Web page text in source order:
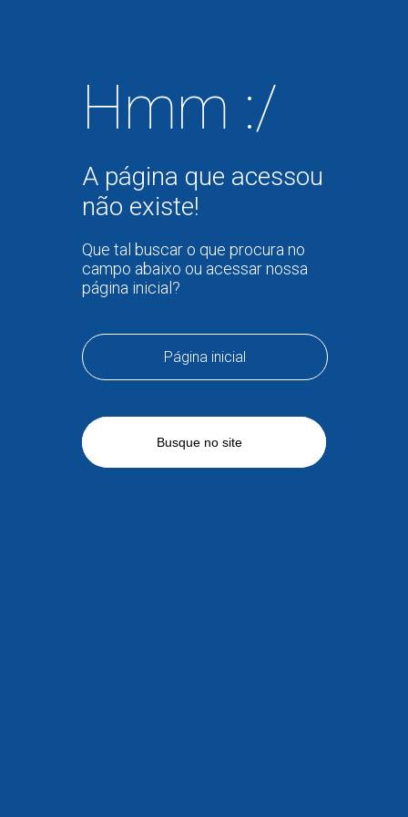
Hmm :/
A página que acessou
não existe!
Que tal buscar o que procura no
campo abaixo ou acessar nossa
página inicial?
Página inicial